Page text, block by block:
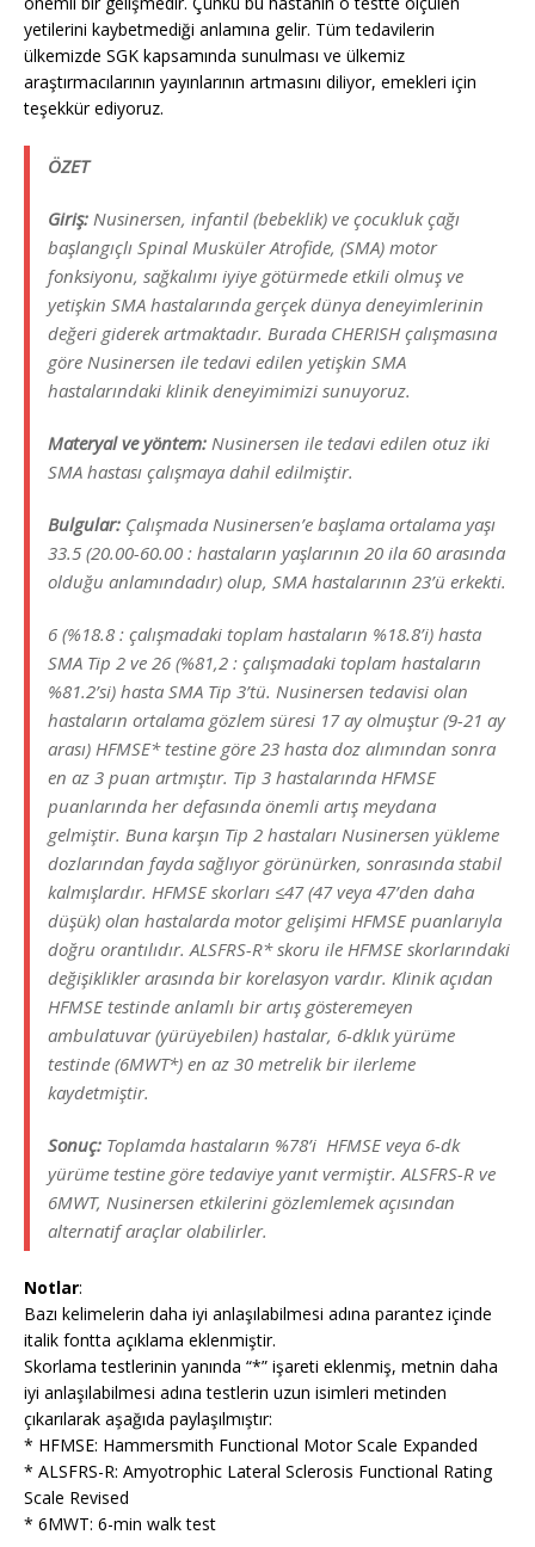
yetilerini kaybetmediği anlamına gelir. Tüm tedavilerin
ülkemizde SGK kapsamında sunulması ve ülkemiz
araştırmacılarının yayınlarının artmasını diliyor, emekleri için
teşekkür ediyoruz.
ÖZET
Giriş: Nusinersen, infantil (bebeklik) ve çocukluk çağı
başlangıçlı Spinal Musküler Atrofide, (SMA) motor
fonksiyonu, sağkalımı iyiye götürmede etkili olmuş ve
yetişkin SMA hastalarında gerçek dünya deneyimlerinin
değeri giderek artmaktadır. Burada CHERISH çalışmasına
göre Nusinersen ile tedavi edilen yetişkin SMA
hastalarındaki klinik deneyimimizi sunuyoruz.
Materyal ve yöntem: Nusinersen ile tedavi edilen otuz iki
SMA hastası çalışmaya dahil edilmiştir.
Bulgular: Çalışmada Nusinersen’e başlama ortalama yaşı
33.5 (20.00-60.00 : hastaların yaşlarının 20 ila 60 arasında
olduğu anlamındadır) olup, SMA hastalarının 23’ü erkekti.
6 (%18.8 : çalışmadaki toplam hastaların %18.8’i) hasta
SMA Tip 2 ve 26 (%81,2 : çalışmadaki toplam hastaların
%81.2’si) hasta SMA Tip 3’tü. Nusinersen tedavisi olan
hastaların ortalama gözlem süresi 17 ay olmuştur (9-21 ay
arası) HFMSE* testine göre 23 hasta doz alımından sonra
en az 3 puan artmıştır. Tip 3 hastalarında HFMSE
puanlarında her defasında önemli artış meydana
gelmiştir. Buna karşın Tip 2 hastaları Nusinersen yükleme
dozlarından fayda sağlıyor görünürken, sonrasında stabil
kalmışlardır. HFMSE skorları ≤47 (47 veya 47’den daha
düşük) olan hastalarda motor gelişimi HFMSE puanlarıyla
doğru orantılıdır. ALSFRS-R* skoru ile HFMSE skorlarındaki
değişiklikler arasında bir korelasyon vardır. Klinik açıdan
HFMSE testinde anlamlı bir artış gösteremeyen
ambulatuvar (yürüyebilen) hastalar, 6-dklık yürüme
testinde (6MWT*) en az 30 metrelik bir ilerleme
kaydetmiştir.
Sonuç: Toplamda hastaların %78’i HFMSE veya 6-dk
yürüme testine göre tedaviye yanıt vermiştir. ALSFRS-R ve
6MWT, Nusinersen etkilerini gözlemlemek açısından
alternatif araçlar olabilirler.
Notlar:
Bazı kelimelerin daha iyi anlaşılabilmesi adına parantez içinde
italik fontta açıklama eklenmiştir.
Skorlama testlerinin yanında “*” işareti eklenmiş, metnin daha
iyi anlaşılabilmesi adına testlerin uzun isimleri metinden
çıkarılarak aşağıda paylaşılmıştır:
* HFMSE: Hammersmith Functional Motor Scale Expanded
* ALSFRS-R: Amyotrophic Lateral Sclerosis Functional Rating
Scale Revised
* 6MWT: 6-min walk test